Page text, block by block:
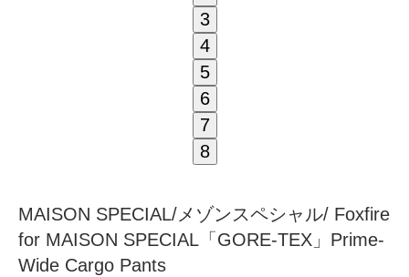
3
4
5
6
7
8
MAISON SPECIAL/メゾンスペシャル/ Foxfire
for MAISON SPECIAL「GORE-TEX」Prime-
Wide Cargo Pants